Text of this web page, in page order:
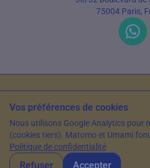
75004 Paris,
© 2026 EHPAD Tunisie —
Article rédigé par Farès Bouslama, Président
le13 juin
Vos préférences de cookies
Nous utilisons Google Analytics pour
(cookies tiers). Matomo et Umami
Politique de confidentialité
Refuser Accepter